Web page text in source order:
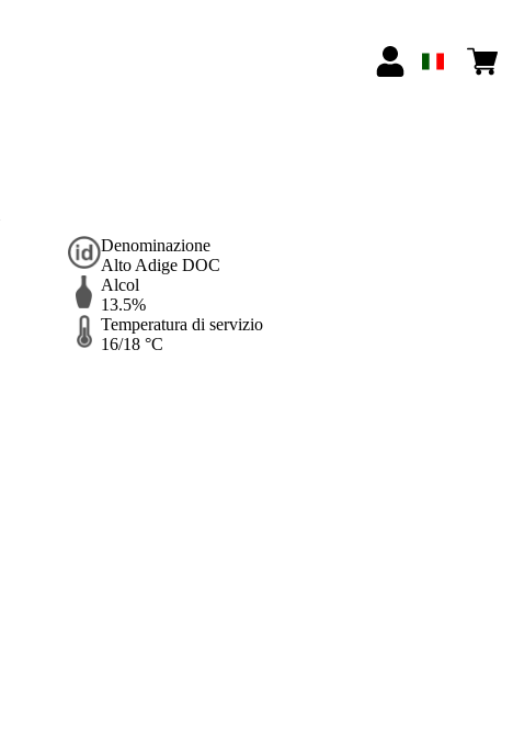
Denominazione
Alto Adige DOC
Alcol
13.5%
Temperatura di servizio
16/18 °C